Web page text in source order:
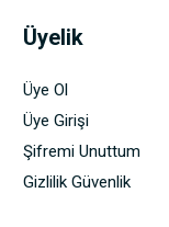
Üyelik
Üye Ol
Üye Girişi
Şifremi Unuttum
Gizlilik Güvenlik